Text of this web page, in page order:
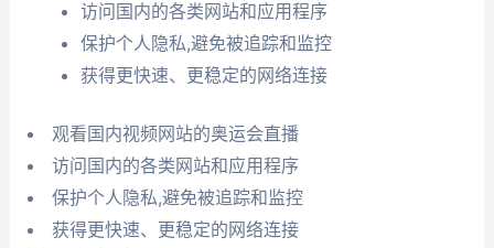
访问国内的各类网站和应用程序
保护个人隐私,避免被追踪和监控
获得更快速、更稳定的网络连接
观看国内视频网站的奥运会直播
访问国内的各类网站和应用程序
保护个人隐私,避免被追踪和监控
获得更快速、更稳定的网络连接